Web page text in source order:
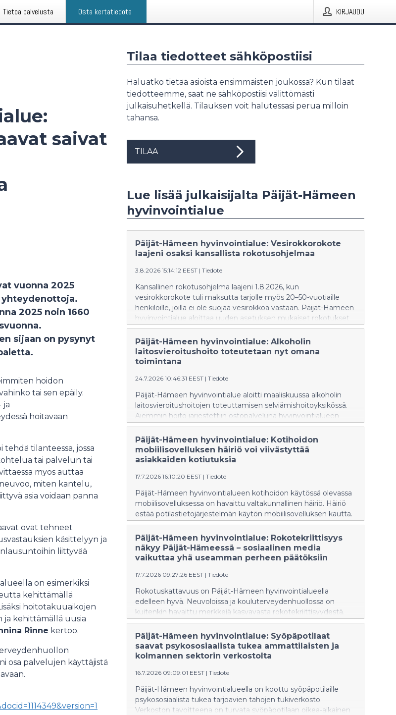
Tietoa palvelusta Osta kertatiedote KIRJAUDU
saivat
vuonna 2025
2025 noin 1660
sijaan on pysynyt
hoidon
tai sen epäily.
ja
hoitavaan
tehdä tilanteessa, jossa
tai palvelun tai
myös auttaa
miten kantelu,
asia voidaan panna
ovat tehneet
käsittelyyn ja
liittyvää
on esimerkiksi
kehittämällä
hoitotakuuaikojen
kehittämällä uusia
Rinne kertoo.
osa palvelujen käyttäjistä
Tilaa tiedotteet sähköpostiisi
Haluatko tietää asioista ensimmäisten joukossa? Kun tilaat
tiedotteemme, saat ne sähköpostiisi välittömästi
julkaisuhetkellä. Tilauksen voit halutessasi perua milloin
tahansa.
TILAA
Lue lisää julkaisijalta Päijät-Hämeen
hyvinvointialue
Päijät-Hämeen hyvinvointialue: Vesirokkorokote
laajeni osaksi kansallista rokotusohjelmaa
3.8.2026 15:14:12 EEST | Tiedote
Kansallinen rokotusohjelma laajeni 1.8.2026, kun
vesirokkorokote tuli maksutta tarjolle myös 20–50-vuotiaille
henkilöille, joilla ei ole suojaa vesirokkoa vastaan. Päijät-Hämeen
hyvinvointialue aloittaa uuden asetuksen mukaiset rokotukset
aikaisintaan 1.9.2026.
Päijät-Hämeen hyvinvointialue: Alkoholin
laitosvieroitushoito toteutetaan nyt omana
toimintana
24.7.2026 10:46:31 EEST | Tiedote
Päijät-Hämeen hyvinvointialue aloitti maaliskuussa alkoholin
laitosvieroitushoitojen toteuttamisen selviämishoitoyksikössä.
Aiemmin hoito järjestettiin ostopalveluna hyvinvointialueen
ulkopuolella, mutta nyt yhdestä viiteen vuorokauden mittaiset
vieroitushoitojaksot voidaan toteuttaa omalla alueella.
Päijät-Hämeen hyvinvointialue: Kotihoidon
mobiilisovelluksen häiriö voi viivästyttää
asiakkaiden kotiutuksia
17.7.2026 16:10:20 EEST | Tiedote
Päijät-Hämeen hyvinvointialueen kotihoidon käytössä olevassa
mobiilisovelluksessa on havaittu valtakunnallinen häiriö. Häiriö
estää potilastietojärjestelmän käytön mobiilisovelluksen kautta.
Päijät-Hämeen hyvinvointialue: Rokotekriittisyys
näkyy Päijät-Hämeessä – sosiaalinen media
vaikuttaa yhä useamman perheen päätöksiin
17.7.2026 09:27:26 EEST | Tiedote
Rokotuskattavuus on Päijät-Hämeen hyvinvointialueella
edelleen hyvä. Neuvoloissa ja kouluterveydenhuollossa on
kuitenkin havaittu merkkejä kasvavasta rokotekriittisyydestä.
Erityisesti Lahdessa rokotteiden tarpeellisuus herättää aiempaa
enemmän keskustelua asiakkaiden kanssa.
Päijät-Hämeen hyvinvointialue: Syöpäpotilaat
saavat psykososiaalista tukea ammattilaisten ja
kolmannen sektorin verkostolta
16.7.2026 09:09:01 EEST | Tiedote
Päijät-Hämeen hyvinvointialueella on koottu syöpäpotilaille
psykososiaalista tukea tarjoavien tahojen tukiverkosto.
Verkoston tavoitteena on turvata syöpäpotilaan oikea-aikainen